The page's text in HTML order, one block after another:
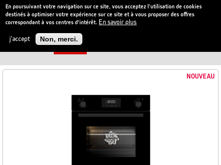
En poursuivant votre navigation sur ce site, vous acceptez l'utilisation de cookies
destinés à optimiser votre expérience sur ce site et à vous proposer des offres
correspondant à vos centres d'intérêt. En savoir plus
j'accept
Non, merci.
contenu
principal6 PRODUITS Filter
NOUVEAU